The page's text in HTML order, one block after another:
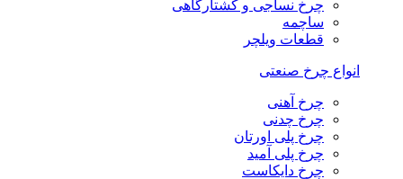
چرخ نساجی و کشتارگاهی
ساچمه
قطعات ویلچر
انواع چرخ صنعتی
چرخ آهنی
چرخ چدنی
چرخ پلی اورتان
چرخ پلی آمید
چرخ دایکاست